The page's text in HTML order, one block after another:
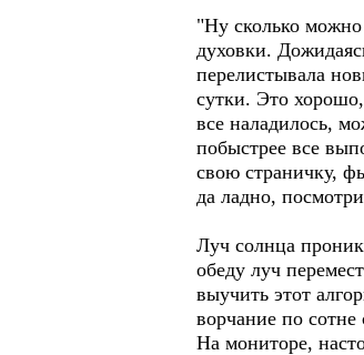
"Ну сколько
духовки.
перелистывала
сутки. Это
все наладилось,
побыстрее все
свою страничку,
да ладно,
Луч солнца
обеду луч
выучить этот
ворчание по
На мониторе,